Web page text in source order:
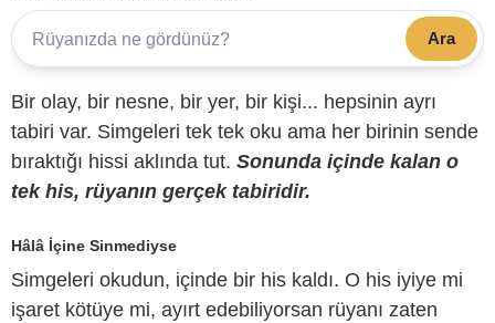
Ara
Bir olay, bir nesne, bir yer, bir kişi... hepsinin ayrı
tabiri var. Simgeleri tek tek oku ama her birinin sende
bıraktığı hissi aklında tut. Sonunda içinde kalan o
tek his, rüyanın gerçek tabiridir.
Hâlâ İçine Sinmediyse
Simgeleri okudun, içinde bir his kaldı. O his iyiye mi
işaret kötüye mi, ayırt edebiliyorsan rüyanı zaten